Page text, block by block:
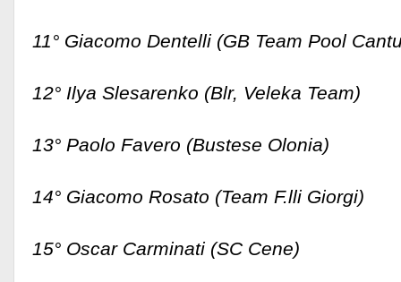
11° Giacomo Dentelli (GB Team Pool
12° Ilya Slesarenko (Blr, Veleka Team)
13° Paolo Favero (Bustese Olonia)
14° Giacomo Rosato (Team F.lli Giorgi)
15° Oscar Carminati (SC Cene)